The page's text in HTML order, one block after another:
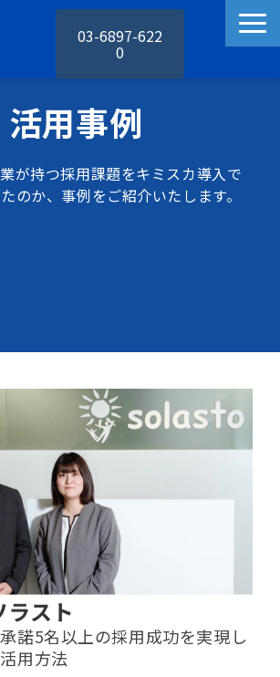
03-6897-622
0
キミスカの機能
料金プラン
活用事例
が持つ採用課題をキミスカ導入で
のか、事例をご紹介いたします。
諾5名以上の採用成功を実現し
用方法